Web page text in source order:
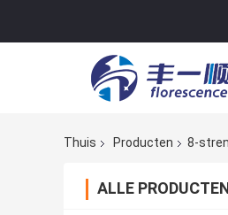
Thuis
Producten 8-
ALLE